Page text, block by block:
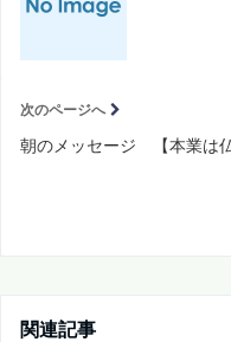
次のページへ
朝のメッセージ 【本業は仏
関連記事